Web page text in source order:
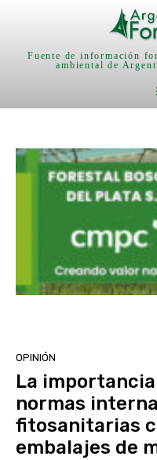
Fuente de información
ambiental de
OPINIÓN
La
normas
fitosanitarias
embalajes de